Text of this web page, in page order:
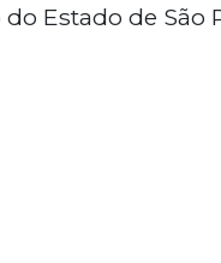
Estado de São